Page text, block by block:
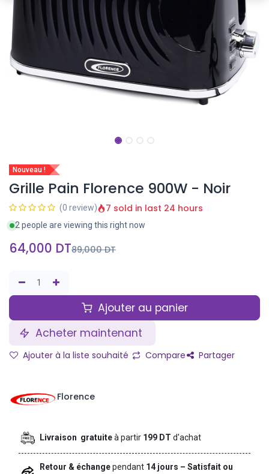
Nouveau !
Grille Pain Florence 900W - Noir
(0 review) 7 sold in last 24 hours
2 people are viewing this right now
64,000 DT89,000DT
Ajouter au panier
Acheter maintenant
Ajouter à la liste souhaité Compare Partager
Florence
Livraison gratuiteà partir 199 DTd'achat
Retour & échangependant 14 jours – Satisfait ou